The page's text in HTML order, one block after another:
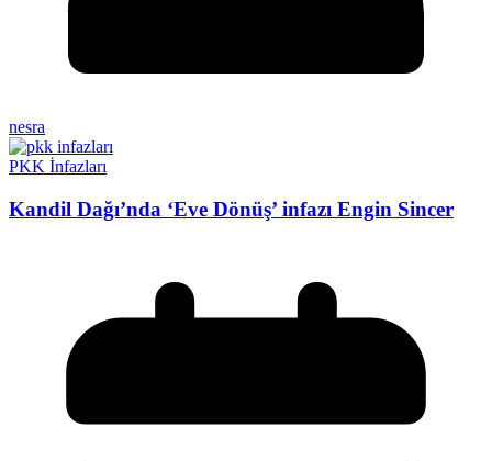
nesra
PKK İnfazları
Kandil Dağı’nda ‘Eve Dönüş’ infazı Engin Sincer